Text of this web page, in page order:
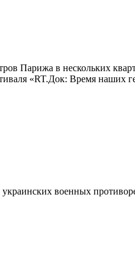
Парижа в нескольких
«RT.Док: Время
военных